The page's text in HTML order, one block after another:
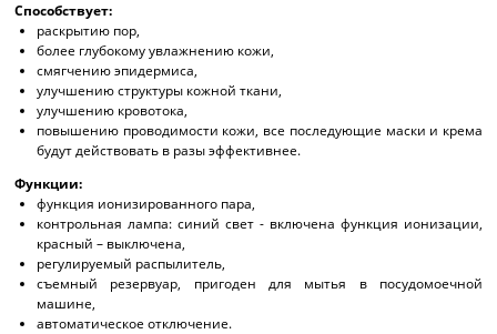
Способствует:
раскрытию пор,
более глубокому увлажнению кожи,
смягчению эпидермиса,
улучшению структуры кожной ткани,
улучшению кровотока,
повышению проводимости кожи, все последующие маски и крема
будут действовать в разы эффективнее.
Функции:
функция ионизированного пара,
контрольная лампа: синий свет - включена функция ионизации,
красный – выключена,
регулируемый распылитель,
съемный резервуар, пригоден для мытья в посудомоечной
машине,
автоматическое отключение.